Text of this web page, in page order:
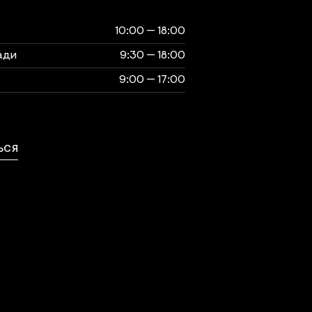
10:00 — 18:00
9:30 — 18:00
9:00 — 17:00
с нами